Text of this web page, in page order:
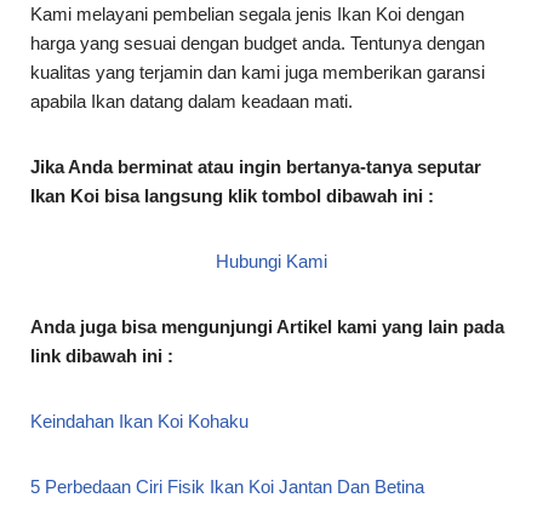
Kami melayani pembelian segala jenis Ikan Koi dengan
harga yang sesuai dengan budget anda. Tentunya dengan
kualitas yang terjamin dan kami juga memberikan garansi
apabila Ikan datang dalam keadaan mati.
Jika Anda berminat atau ingin bertanya-tanya seputar
Ikan Koi bisa langsung klik tombol dibawah ini :
Hubungi Kami
Anda juga bisa mengunjungi Artikel kami yang lain pada
link dibawah ini :
Keindahan Ikan Koi Kohaku
5 Perbedaan Ciri Fisik Ikan Koi Jantan Dan Betina